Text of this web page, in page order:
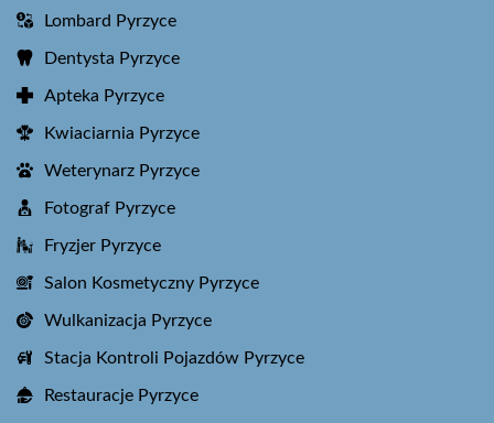
Lombard Pyrzyce
Dentysta Pyrzyce
Apteka Pyrzyce
Kwiaciarnia Pyrzyce
Weterynarz Pyrzyce
Fotograf Pyrzyce
Fryzjer Pyrzyce
Salon Kosmetyczny Pyrzyce
Wulkanizacja Pyrzyce
Stacja Kontroli Pojazdów Pyrzyce
Restauracje Pyrzyce